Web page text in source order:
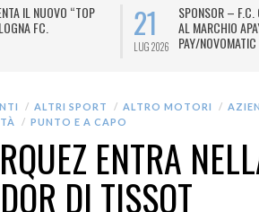
IL NUOVO “TOP
FC.
21
LUG 2026
SPONSOR – F.C.
AL MARCHIO
PAY/
ALTRI SPORT ALTRO MOTORI
PUNTO E A CAPO
ENTRA
DI TISSOT